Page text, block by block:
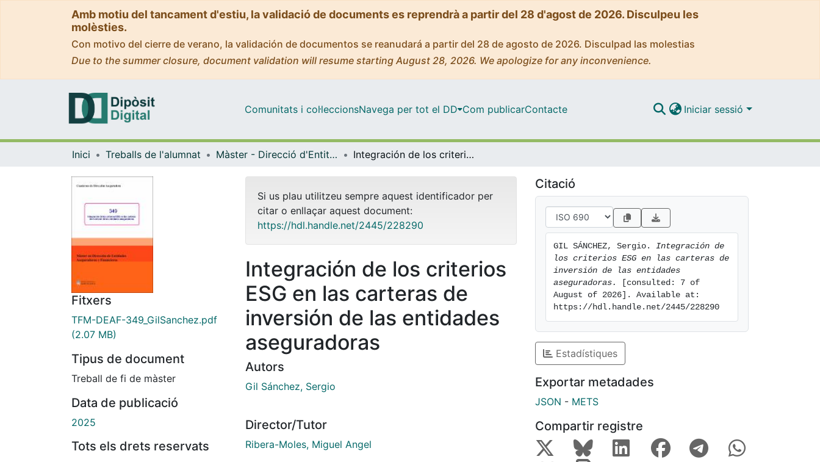
Amb motiu del tancament d'estiu, la validació de documents es reprendrà a partir del 28 d'agost de 2026. Disculpeu les
molèsties.
Con motivo del cierre de verano, la validación de documentos se reanudará a partir del 28 de agosto de 2026. Disculpad las molestias
Due to the summer closure, document validation will resume starting August 28, 2026. We apologize for any inconvenience.
Comunitats i col·leccionsNavega per tot el DD Com publicarContacte Iniciar sessió
Inici Treballs de l'alumnat Màster - Direcció d'Entitats Asseguradores i Financeres (DEAF) Integración de los criterios ESG en las carteras de inversión de las entidades aseguradoras
Fitxers
TFM-DEAF-349_GilSanchez.pdf
(2.07 MB)
Tipus de document
Treball de fi de màster
Data de publicació
2025
Tots els drets reservats
Si us plau utilitzeu sempre aquest identificador per
citar o enllaçar aquest document:
https://hdl.handle.net/2445/228290
Integración de los criterios
ESG en las carteras de
inversión de las entidades
aseguradoras
Autors
Gil Sánchez, Sergio
Director/Tutor
Ribera-Moles, Miguel Angel
Citació
GIL SÁNCHEZ, Sergio. Integración de
los criterios ESG en las carteras de
inversión de las entidades
aseguradoras.
[consulted: 7 of
August of 2026]. Available at:
https://hdl.handle.net/2445/228290
Estadístiques
Exportar metadades
JSON - METS
Compartir registre